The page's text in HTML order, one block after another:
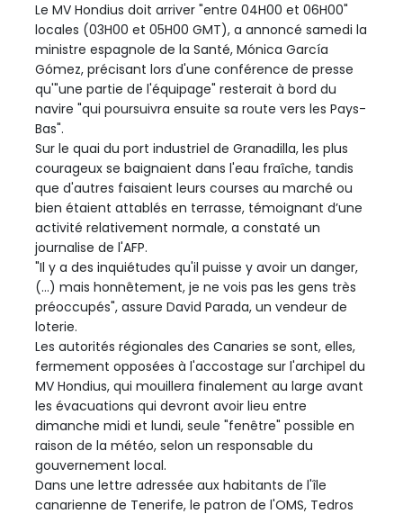
Le MV Hondius doit arriver "entre 04H00 et 06H00"
locales (03H00 et 05H00 GMT), a annoncé samedi la
ministre espagnole de la Santé, Mónica García
Gómez, précisant lors d'une conférence de presse
qu'"une partie de l'équipage" resterait à bord du
navire "qui poursuivra ensuite sa route vers les Pays-
Bas".
Sur le quai du port industriel de Granadilla, les plus
courageux se baignaient dans l'eau fraîche, tandis
que d'autres faisaient leurs courses au marché ou
bien étaient attablés en terrasse, témoignant d’une
activité relativement normale, a constaté un
journalise de l'AFP.
"Il y a des inquiétudes qu'il puisse y avoir un danger,
(...) mais honnêtement, je ne vois pas les gens très
préoccupés", assure David Parada, un vendeur de
loterie.
Les autorités régionales des Canaries se sont, elles,
fermement opposées à l'accostage sur l'archipel du
MV Hondius, qui mouillera finalement au large avant
les évacuations qui devront avoir lieu entre
dimanche midi et lundi, seule "fenêtre" possible en
raison de la météo, selon un responsable du
gouvernement local.
Dans une lettre adressée aux habitants de l'île
canarienne de Tenerife, le patron de l'OMS, Tedros